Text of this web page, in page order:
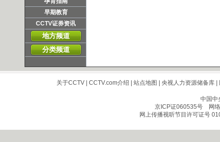
早期教育
CCTV证券资讯
地方频道
分类频道
关于CCTV| CCTV.com介绍 | 站点地图 | 央视人力资源储备库|
中国中
京ICP证060535号网络
网上传播视听节目许可证号